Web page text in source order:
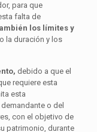
para que
falta de
los límites y
la duración y los
debido a que el
requiere esta
esta
o del
con el objetivo de
patrimonio, durante